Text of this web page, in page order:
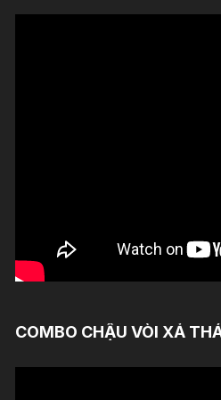
COMBO CHẬU VÒI XẢ